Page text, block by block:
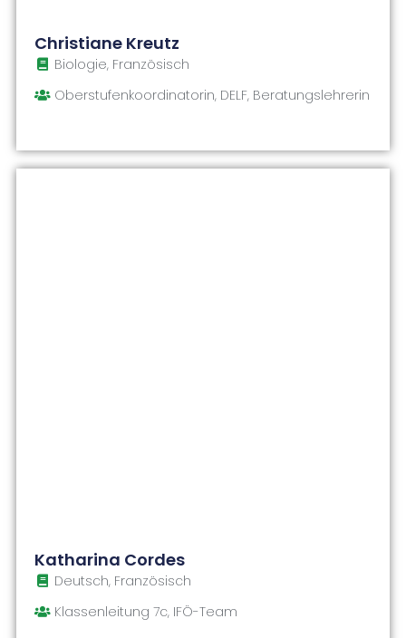
Christiane Kreutz
Biologie, Französisch
Oberstufenkoordinatorin, DELF, Beratungslehrerin
Katharina Cordes
Deutsch, Französisch
Klassenleitung 7c, IFÖ-Team